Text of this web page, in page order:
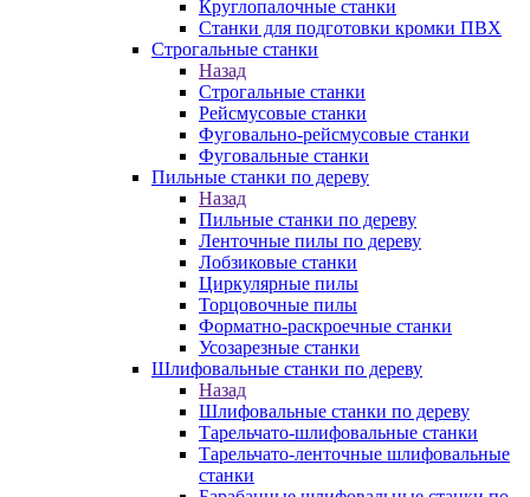
Круглопалочные станки
Станки для подготовки кромки ПВХ
Строгальные станки
Назад
Строгальные станки
Рейсмусовые станки
Фуговально-рейсмусовые станки
Фуговальные станки
Пильные станки по дереву
Назад
Пильные станки по дереву
Ленточные пилы по дереву
Лобзиковые станки
Циркулярные пилы
Торцовочные пилы
Форматно-раскроечные станки
Усозарезные станки
Шлифовальные станки по дереву
Назад
Шлифовальные станки по дереву
Тарельчато-шлифовальные станки
Тарельчато-ленточные шлифовальные
станки